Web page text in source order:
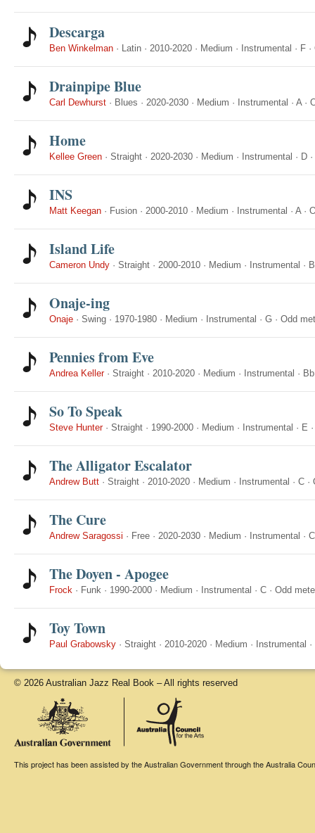
Descarga
Ben Winkelman · Latin · 2010-2020 · Medium · Instrumental · F ·
Drainpipe Blue
Carl Dewhurst · Blues · 2020-2030 · Medium · Instrumental · A·
Home
Kellee Green · Straight · 2020-2030 · Medium · Instrumental · D ·
INS
Matt Keegan · Fusion · 2000-2010 · Medium · Instrumental · A·
Island Life
Cameron Undy · Straight · 2000-2010 · Medium · Instrumental · B
Onaje-ing
Onaje · Swing · 1970-1980 · Medium · Instrumental · G · Odd
Pennies from Eve
Andrea Keller· Straight · 2010-2020 · Medium · Instrumental · Bb
So To Speak
Steve Hunter· Straight · 1990-2000 · Medium · Instrumental · E
The Alligator Escalator
Andrew Butt · Straight · 2010-2020 · Medium · Instrumental · C ·
The Cure
Andrew Saragossi · Free · 2020-2030 · Medium · Instrumental · C
The Doyen - Apogee
Frock · Funk · 1990-2000 · Medium · Instrumental · C · Odd
Toy Town
Paul Grabowsky · Straight · 2010-2020 · Medium · Instrumental ·
© 2026 Australian Jazz Real Book – All rights reserved
This project has been assisted by the Australian Government through the Australia